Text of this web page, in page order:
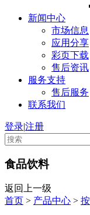
新闻中心
市场信息
应用分享
彩页下载
售后资讯
服务支持
售后服务
联系我们
登录|注册
食品饮料
返回上一级
首页 > 产品中心 >